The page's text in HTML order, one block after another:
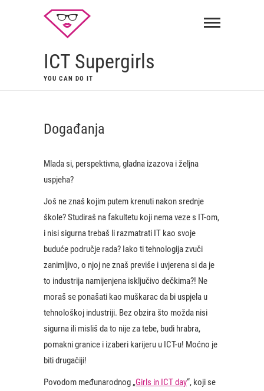
ICT Supergirls
YOU CAN DO IT
Događanja
Mlada si, perspektivna, gladna izazova i željna
uspjeha?
Još ne znaš kojim putem krenuti nakon srednje
škole? Studiraš na fakultetu koji nema veze s IT-om,
i nisi sigurna trebaš li razmatrati IT kao svoje
buduće područje rada? Iako ti tehnologija zvuči
zanimljivo, o njoj ne znaš previše i uvjerena si da je
to industrija namijenjena isključivo dečkima?! Ne
moraš se ponašati kao muškarac da bi uspjela u
tehnološkoj industriji. Bez obzira što možda nisi
sigurna ili misliš da to nije za tebe, budi hrabra,
pomakni granice i izaberi karijeru u ICT-u! Moćno je
biti drugačiji!
Povodom međunarodnog „Girls in ICT day“, koji se